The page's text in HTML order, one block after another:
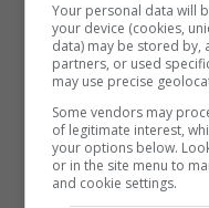
Your personal data will
your device (cookies,
data) may be stored by,
partners, or used
may use precise
Some vendors may
of legitimate interest,
your options below.
or in the site menu to
and cookie settings.